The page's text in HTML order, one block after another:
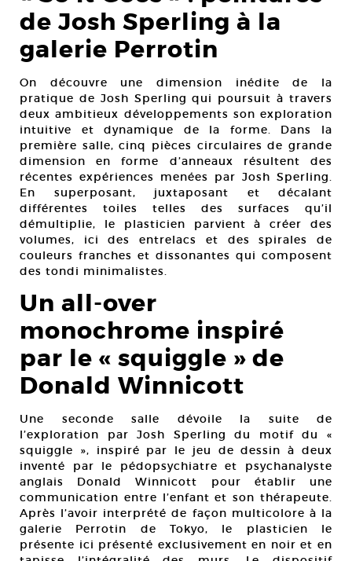
de Josh Sperling à la
galerie Perrotin
On découvre une dimension inédite de la
pratique de Josh Sperling qui poursuit à travers
deux ambitieux développements son exploration
intuitive et dynamique de la forme. Dans la
première salle, cinq pièces circulaires de grande
dimension en forme d’anneaux résultent des
récentes expériences menées par Josh Sperling.
En superposant, juxtaposant et décalant
différentes toiles telles des surfaces qu’il
démultiplie, le plasticien parvient à créer des
volumes, ici des entrelacs et des spirales de
couleurs franches et dissonantes qui composent
des tondi minimalistes.
Un all-over
monochrome inspiré
par le « squiggle » de
Donald Winnicott
Une seconde salle dévoile la suite de
l’exploration par Josh Sperling du motif du «
squiggle », inspiré par le jeu de dessin à deux
inventé par le pédopsychiatre et psychanalyste
anglais Donald Winnicott pour établir une
communication entre l’enfant et son thérapeute.
Après l’avoir interprété de façon multicolore à la
galerie Perrotin de Tokyo, le plasticien le
présente ici présenté exclusivement en noir et en